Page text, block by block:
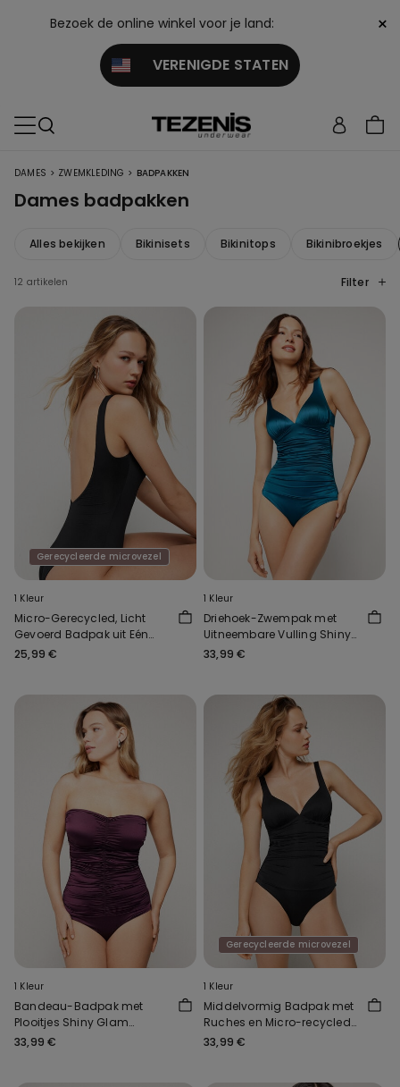
Bezoek de online winkel voor je land:
VERENIGDE STATEN
×
DAMES > ZWEMKLEDING > BADPAKKEN
Dames badpakken
Alles bekijken Bikinisets Bikinitops Bikinibroekjes
12 artikelen Filter
Gerecycleerde microvezel
1 Kleur
Micro-Gerecycled, Licht
Gevoerd Badpak uit Eén
Stuk Met Bh
25,99 €
1 Kleur
Driehoek-Zwempak met
Uitneembare Vulling Shiny
Glam Blu
33,99 €
1 Kleur
Bandeau-Badpak met
Plooitjes Shiny Glam
Bordeaux
33,99 €
Gerecycleerde microvezel
1 Kleur
Middelvormig Badpak met
Ruches en Micro-recycled
Materiaal
33,99 €